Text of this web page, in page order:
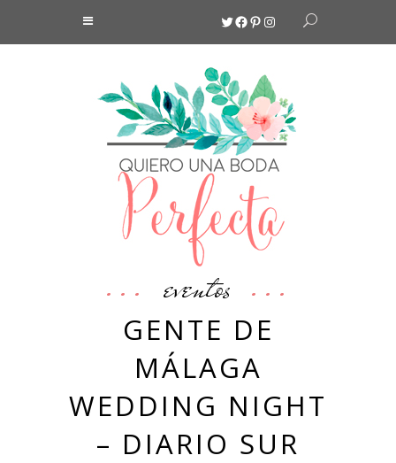
Twitter
Facebook
Pinterest
Instagram
eventos
GENTE DE
MÁLAGA
WEDDING NIGHT
– DIARIO SUR